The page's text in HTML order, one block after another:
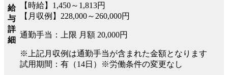
給
与
詳
細
【時給】1,450～1,813円
【月収例】228,000～260,000円
通勤手当：上限 月額 20,000円
※上記月収例は通勤手当が含まれた金額となります
試用期間：有（14日）※労働条件の変更なし